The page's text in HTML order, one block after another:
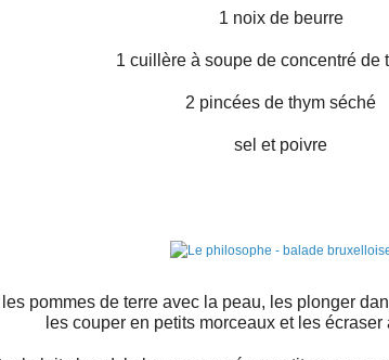
1 noix de beurre
1 cuillère à soupe de concentré de
2 pincées de thym séché
sel et poivre
pommes de terre avec la peau, les plonger
les couper en petits morceaux et les écraser